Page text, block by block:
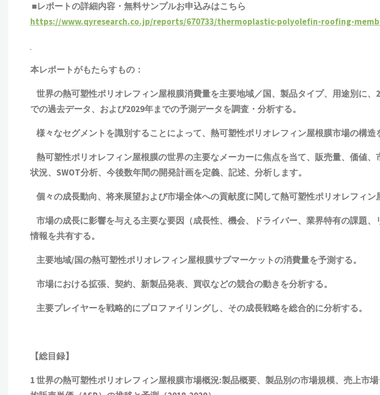
■レポートの詳細内容・無料サンプルお申込みはこちら
https://www.qyresearch.co.jp/reports/670733/thermoplastic-polyolefin-roofing-
本レポートがもたらすもの：
世界の熱可塑性ポリオレフィン屋根膜消費量を主要地域／国、 製品タイプ、用途別に、
での過去データ、および2029年までの予測データを調査・分析する。
様々なセグメントを識別することによって、熱可塑性ポリオレフィン屋根膜市場の構造
熱可塑性ポリオレフィン屋根膜の世界の主要なメーカーに焦点を当て、販売量、価値、
状況、SWOT分析、今後数年間の開発計画を定義、記述、分析します。
個々の成長動向、将来展望および市場全体への貢献度に関して熱可塑性ポリオレフィン
市場の成長に影響を与える主要な要因（成長性、機会、ドライバー、業界特有の課題、
情報を共有する。
主要地域/国の熱可塑性ポリオレフィン屋根膜サブマーケットの消費量を予測する。
市場における拡張、契約、新製品発表、買収などの競合の動きを分析する。
主要プレイヤーを戦略的にプロファイリングし、その成長戦略を総合的に分析する。
【総目録】
1 世界の熱可塑性ポリオレフィン屋根膜市場概況:製品概要、製品別の市場規模、売上市